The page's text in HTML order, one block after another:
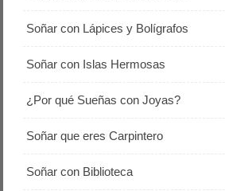
Soñar con Lápices y Bolígrafos
Soñar con Islas Hermosas
¿Por qué Sueñas con Joyas?
Soñar que eres Carpintero
Soñar con Biblioteca